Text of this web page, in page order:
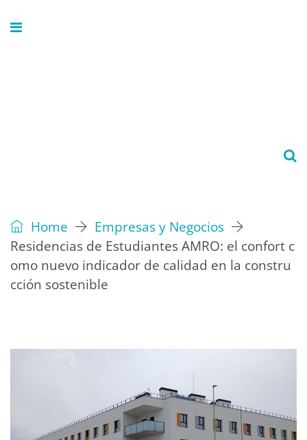
Home
Empresas y Negocios
Residencias de Estudiantes AMRO: el confort c
omo nuevo indicador de calidad en la constru
cción sostenible